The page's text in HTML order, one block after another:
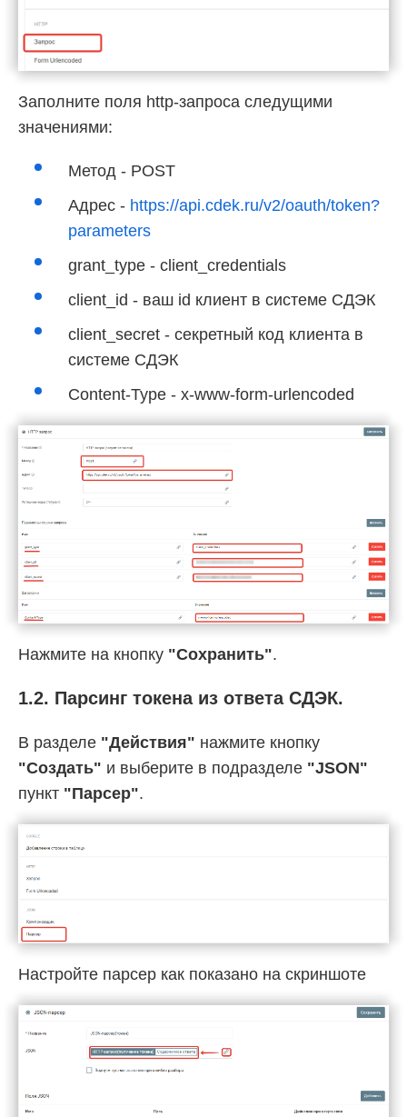
Заполните поля http-запроса следущими
значениями:
Метод - POST
Адрес - https://api.cdek.ru/v2/oauth/token?
parameters
grant_type - client_credentials
client_id - ваш id клиент в системе СДЭК
client_secret - секретный код клиента в
системе СДЭК
Content-Type - x-www-form-urlencoded
Нажмите на кнопку "Сохранить".
1.2. Парсинг токена из ответа СДЭК.
В разделе "Действия" нажмите кнопку
"Создать" и выберите в подразделе "JSON"
пункт "Парсер".
Настройте парсер как показано на скриншоте